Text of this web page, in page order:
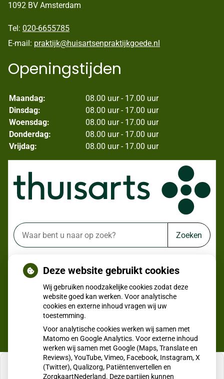
1092 BV Amsterdam
Tel: 020-6655785
E-mail: praktijk@huisartsenpraktijkgoede.nl
Openingstijden
Maandag:
08.00 uur - 17.00 uur
Dinsdag:
08.00 uur - 17.00 uur
Woensdag:
08.00 uur - 17.00 uur
Donderdag:
08.00 uur - 17.00 uur
Vrijdag:
08.00 uur - 17.00 uur
Zoeken
Betrouwbare informatie over ziekte en gezondheid
Deze website gebruikt cookies
Wij gebruiken noodzakelijke cookies zodat deze
website goed kan werken. Voor analytische
cookies en externe inhoud vragen wij uw
toestemming.
Voor analytische cookies werken wij samen met
Matomo en Google Analytics. Voor externe inhoud
werken wij samen met Google (Maps, Translate en
Reviews), YouTube, Vimeo, Facebook, Instagram, X
(Twitter), Qualizorg, Patiëntenvertellen en
ZorgkaartNederland. Deze partijen kunnen